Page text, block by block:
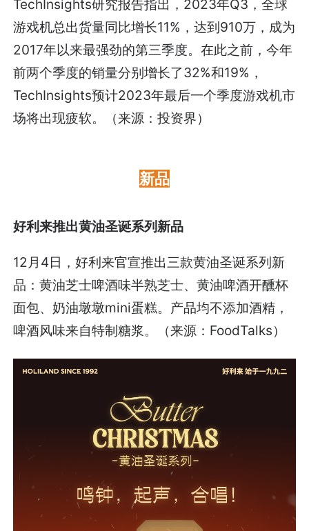
TechInsights研究报告指出，2023年Q3，全球
游戏机总出货量同比增长11%，达到910万，成为
2017年以来最强劲的第三季度。在此之前，今年
前两个季度的销量分别增长了32%和19%，
TechInsights预计2023年最后一个季度游戏机市
场将出现疲软。（来源：投资界）
新品
好利来推出黄油圣诞系列新品
12月4日，好利来官宣推出三款黄油圣诞系列新
品：黄油芝士啤酒味半熟芝士、黄油啤酒开醺杯
面包、奶油墩墩mini蛋糕。产品均不添加酒精，
啤酒风味来自特制糖浆。（来源：FoodTalks）